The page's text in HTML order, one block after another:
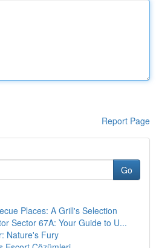
Report Page
Go
Places: A Grill's Selection
Sector 67A: Your Guide to U...
Nature's Fury